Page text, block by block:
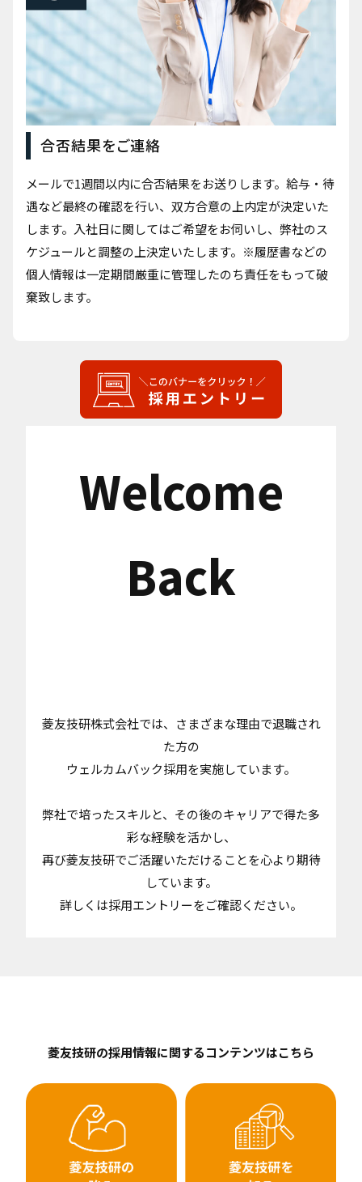
合否結果をご連絡
メールで1週間以内に合否結果をお送りします。給与・待
遇など最終の確認を行い、双方合意の上内定が決定いた
します。入社日に関してはご希望をお伺いし、弊社のス
ケジュールと調整の上決定いたします。※履歴書などの
個人情報は一定期間厳重に管理したのち責任をもって破
棄致します。
Welcome
Back
菱友技研株式会社では、さまざまな理由で退職され
た方の
ウェルカムバック採用を実施しています。
弊社で培ったスキルと、その後のキャリアで得た多
彩な経験を活かし、
再び菱友技研でご活躍いただけることを心より期待
しています。
詳しくは採用エントリーをご確認ください。
菱友技研の採用情報に関するコンテンツはこちら